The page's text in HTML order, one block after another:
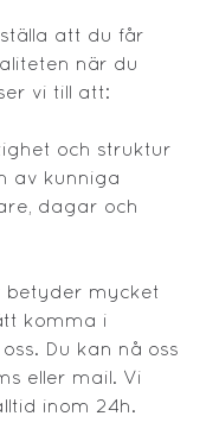
att du får
när du
vi till att:
och struktur
av kunniga
dagar och
betyder mycket
komma i
Du kan nå oss
eller mail. Vi
inom 24h.